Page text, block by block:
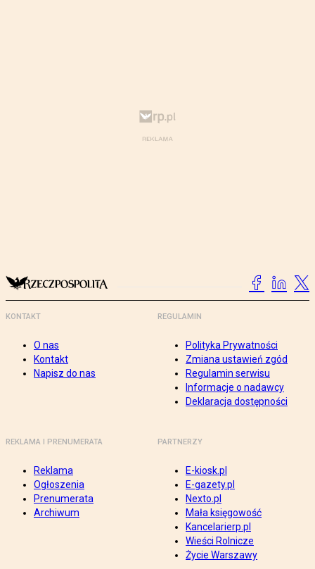
KONTAKT
O nas
Kontakt
Napisz do nas
REGULAMIN
Polityka Prywatności
Zmiana ustawień zgód
Regulamin serwisu
Informacje o nadawcy
Deklaracja dostępności
REKLAMA I PRENUMERATA
Reklama
Ogłoszenia
Prenumerata
Archiwum
PARTNERZY
E-kiosk.pl
E-gazety.pl
Nexto.pl
Mała księgowość
Kancelarierp.pl
Wieści Rolnicze
Życie Warszawy